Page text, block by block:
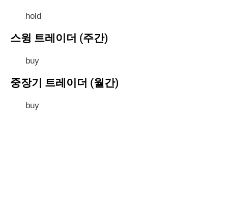
hold
스윙 트레이더 (주간)
buy
중장기 트레이더 (월간)
buy